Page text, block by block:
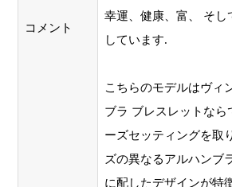
コメント
幸運、健康、富、 そし
しています.
こちらのモデルはヴィ
ブラ ブレスレットなら
ーズセッティングを取
ズの異なるアルハンブ
に配したデザインが特